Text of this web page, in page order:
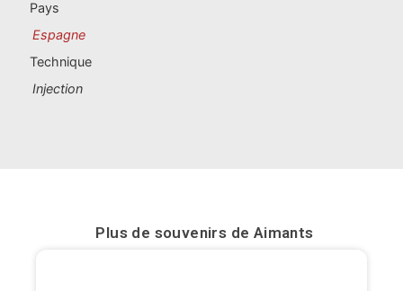
Badajoz
Burgos
Pays
Espagne
Technique
Injection
Plus de souvenirs de Aimants